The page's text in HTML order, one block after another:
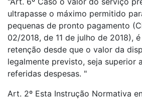
ultrapasse o máximo permitido
pequenas de pronto pagamento
02/2018, de 11 de julho de 2018),
retenção desde que o valor da
legalmente previsto, seja superior
referidas despesas. "
Art. 2º Esta Instrução Normativa